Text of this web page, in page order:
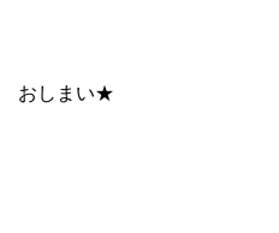
おしまい★